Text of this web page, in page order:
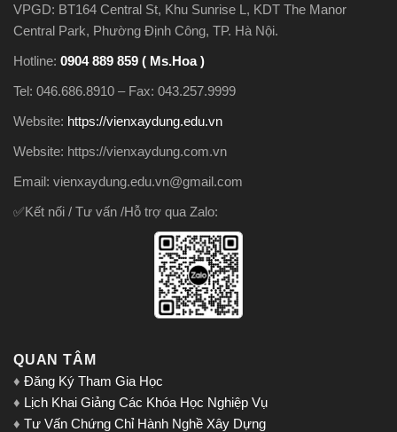
VPGD: BT164 Central St, Khu Sunrise L, KDT The Manor
Central Park, Phường Định Công, TP. Hà Nội.
Hotline: 0904 889 859 ( Ms.Hoa )
Tel: 046.686.8910 – Fax: 043.257.9999
Website: https://vienxaydung.edu.vn
Website: https://vienxaydung.com.vn
Email: vienxaydung.edu.vn@gmail.com
✅Kết nối / Tư vấn /Hỗ trợ qua Zalo:
QUAN TÂM
♦ Đăng Ký Tham Gia Học
♦ Lịch Khai Giảng Các Khóa Học Nghiệp Vụ
♦ Tư Vấn Chứng Chỉ Hành Nghề Xây Dựng